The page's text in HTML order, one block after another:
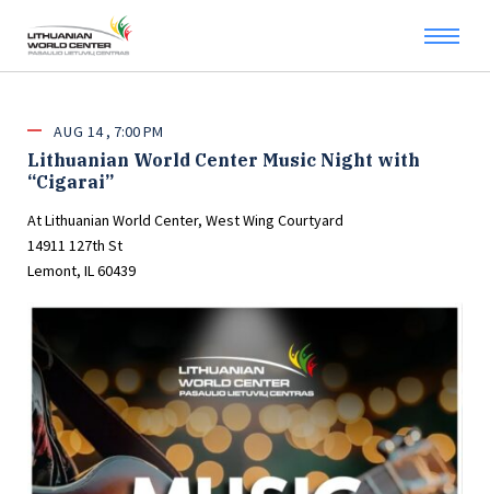
AUG 14 7:00 PM
Lithuanian World Center Music Night with
“Cigarai”
At Lithuanian World Center, West Wing Courtyard
14911 127th St
Lemont, IL 60439